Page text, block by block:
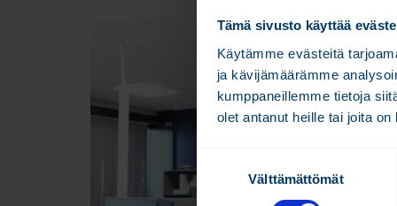
Tämä sivusto käyttää
Käytämme evästeitä
ja kävijämäärämme
kumppaneillemme tietoja
olet antanut heille tai joita
u
Välttämättömät